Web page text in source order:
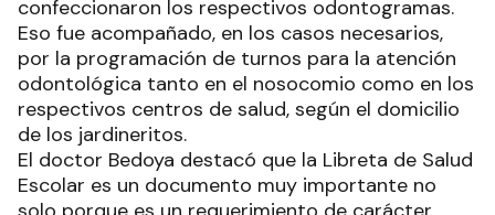
confeccionaron los respectivos odontogramas.
Eso fue acompañado, en los casos necesarios,
por la programación de turnos para la atención
odontológica tanto en el nosocomio como en los
respectivos centros de salud, según el domicilio
de los jardineritos.
El doctor Bedoya destacó que la Libreta de Salud
Escolar es un documento muy importante no